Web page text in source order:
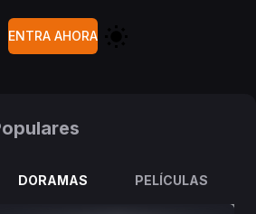
ENTRA AHORA
DORAMAS PELÍCULAS